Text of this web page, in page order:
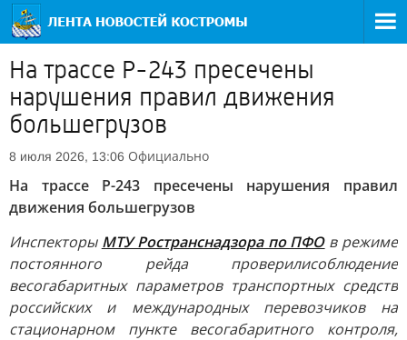
На трассе Р-243 пресечены
нарушения правил движения
большегрузов
8 июля 2026, 13:06 Официально
На трассе Р-243 пресечены нарушения правил
движения большегрузов
Инспекторы МТУ Ространснадзора по ПФОв режиме
постоянного рейда проверилисоблюдение
весогабаритных параметров транспортных средств
российских и международных перевозчиков на
стационарном пункте весогабаритного контроля,